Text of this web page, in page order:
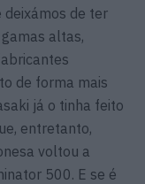
deixámos de ter
altas,
de forma mais
já o tinha feito
entretanto,
voltou a
500. E se é